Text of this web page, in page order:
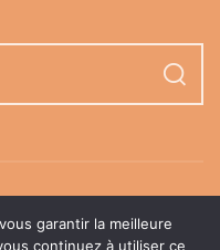
garantir la meilleure
continuez à utiliser ce